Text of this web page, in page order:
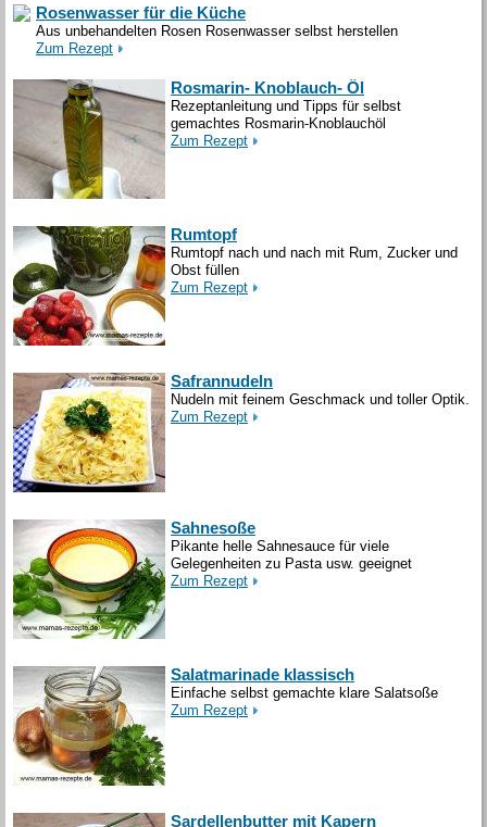
Rosenwasser für die Küche
Aus unbehandelten Rosen Rosenwasser selbst herstellen
Zum Rezept
Rosmarin- Knoblauch- Öl
Rezeptanleitung und Tipps für selbst
gemachtes Rosmarin-Knoblauchöl
Zum Rezept
Rumtopf
Rumtopf nach und nach mit Rum, Zucker und
Obst füllen
Zum Rezept
Safrannudeln
Nudeln mit feinem Geschmack und toller Optik.
Zum Rezept
Sahnesoße
Pikante helle Sahnesauce für viele
Gelegenheiten zu Pasta usw. geeignet
Zum Rezept
Salatmarinade klassisch
Einfache selbst gemachte klare Salatsoße
Zum Rezept
Sardellenbutter mit Kapern